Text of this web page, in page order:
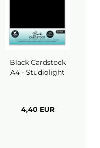
Black Cardstock
A4 - Studiolight
4,40 EUR